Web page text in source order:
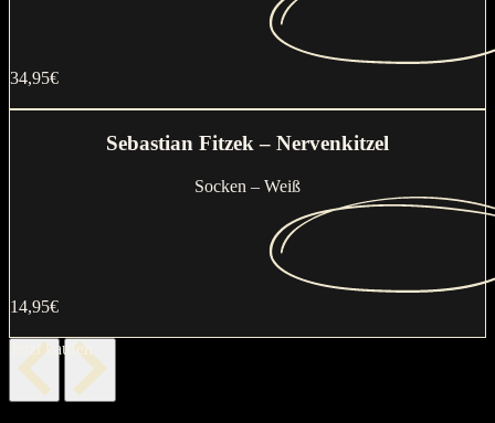
34,95€
Sebastian Fitzek – Nervenkitzel
Socken – Weiß
14,95€
Jetzt kaufen